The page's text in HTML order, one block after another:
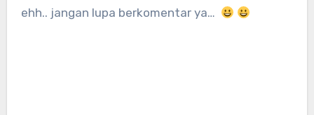
ehh.. jangan lupa berkomentar ya…